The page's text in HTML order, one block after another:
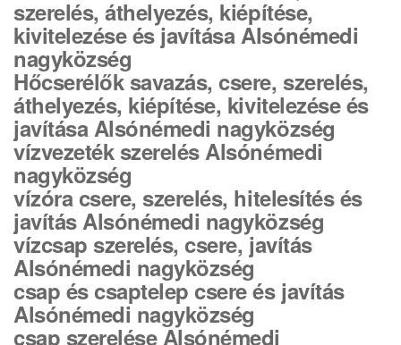
szerelés, áthelyezés, kiépítése,
kivitelezése és javítása Alsónémedi
nagyközség
Hőcserélők savazás, csere, szerelés,
áthelyezés, kiépítése, kivitelezése és
javítása Alsónémedi nagyközség
vízvezeték szerelés Alsónémedi
nagyközség
vízóra csere, szerelés, hitelesítés és
javítás Alsónémedi nagyközség
vízcsap szerelés, csere, javítás
Alsónémedi nagyközség
csap és csaptelep csere és javítás
Alsónémedi nagyközség
csap szerelése Alsónémedi